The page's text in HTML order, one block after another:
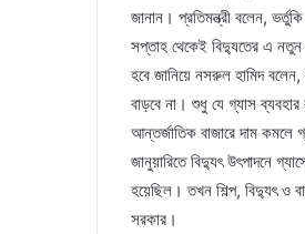
জানান। প্রতিমন্ত্রী বলেন,
সপ্তাহ থেকেই বিদ্যুতের এ নতুন
হবে জানিয়ে নসরুল হামিদ বলেন,
বাড়বে না। শুধু যে গ্যাস
আন্তর্জাতিক বাজারে দাম কমলে
জানুয়ারিতে বিদ্যুৎ উৎপাদনে
হয়েছিল। তখন শিল্প, বিদ্যুৎ ও
সরকার।